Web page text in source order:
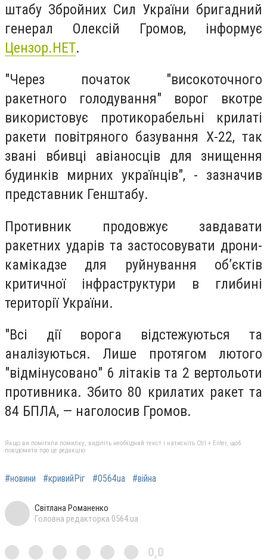
штабу Збройних Сил України бригадний
генерал Олексій Громов, інформує
Цензор.НЕТ.
"Через початок "високоточного
ракетного голодування" ворог вкотре
використовує протикорабельні крилаті
ракети повітряного базування Х-22, так
звані вбивці авіаносців для знищення
будинків мирних українців", - зазначив
представник Генштабу.
Противник продовжує завдавати
ракетних ударів та застосовувати дрони-
камікадзе для руйнування об’єктів
критичної інфраструктури в глибині
території України.
"Всі дії ворога відстежуються та
аналізуються. Лише протягом лютого
"відмінусовано" 6 літаків та 2 вертольоти
противника. Збито 80 крилатих ракет та
84 БПЛА, — наголосив Громов.
Якщо ви помітили помилку, виділіть необхідний текст і натисніть Ctrl + Enter, щоб
повідомити про це редакцію
#новини #кривийРіг #0564ua #війна
Світлана Романенко
Головна редакторка 0564.ua
0,0